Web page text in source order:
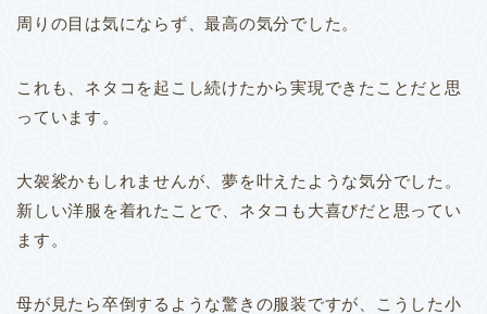
周りの目は気にならず、最高の気分でした。
これも、ネタコを起こし続けたから実現できたことだと思
っています。
大袈裟かもしれませんが、夢を叶えたような気分でした。
新しい洋服を着れたことで、ネタコも大喜びだと思ってい
ます。
母が見たら卒倒するような驚きの服装ですが、こうした小